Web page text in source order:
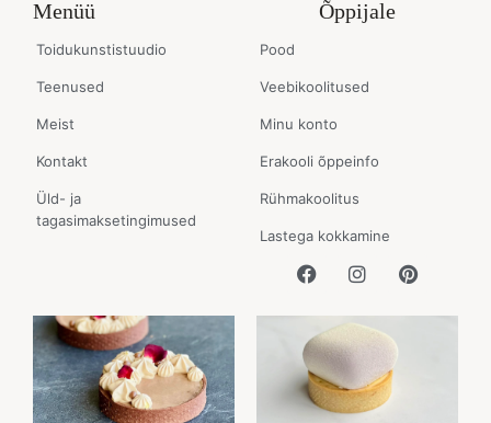
Menüü
Toidukunstistuudio
Teenused
Meist
Kontakt
Üld- ja
tagasimaksetingimused
Õppijale
Pood
Veebikoolitused
Minu konto
Erakooli õppeinfo
Rühmakoolitus
Lastega kokkamine